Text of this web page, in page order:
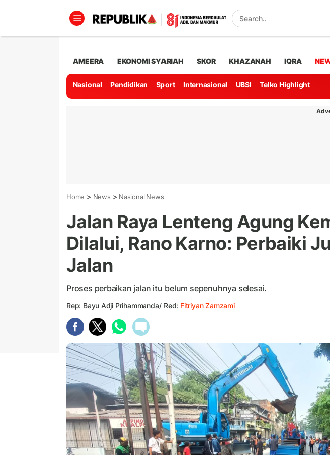
AMEERA EKONOMI SYARIAH SKOR KHAZANAH IQRA
Nasional Pendidikan Sport Internasional UBSI Telko Highlight
Home > News > Nasional News
Jalan Raya Lenteng Agung
Dilalui, Rano Karno: Perbaiki
Jalan
Proses perbaikan jalan itu belum sepenuhnya selesai.
Rep: Bayu Adji Prihammanda/ Red: Fitriyan Zamzami